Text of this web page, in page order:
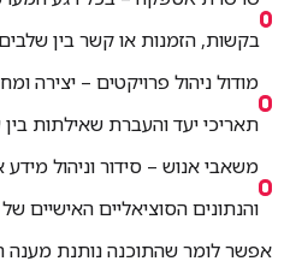
בקשות, הזמנות או קשר בין
מודול ניהול פרויקטים – יצירה
תאריכי יעד והעברת שאילתות בין
משאבי אנוש – סידור וניהול
והנתונים הסוציאליים האישיים
אפשר לומר שהתוכנה נותנת מענה